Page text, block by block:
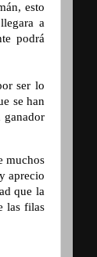
esto
a
podrá
ser lo
se han
ganador
muchos
aprecio
que la
las filas